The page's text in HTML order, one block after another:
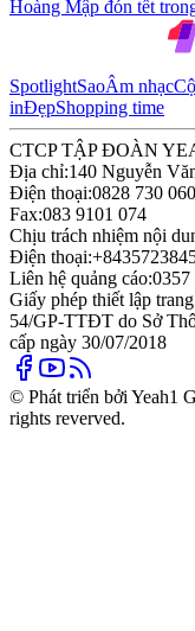
Hoàng Mập đón tết
SpotlightSaoÂm nhạc
inĐẹpShopping time
CTCP TẬP ĐOÀN
Địa chỉ:140 Nguyễn
Điện thoại:0828 730
Fax:083 9101 074
Chịu trách nhiệm nội
Điện thoại:
Liên hệ quảng cáo:0357
Giấy phép thiết lập
54/GP-TTĐT do Sở
cấp ngày 30/07/2018
© Phát triển bởi Yeah1
rights reverved.